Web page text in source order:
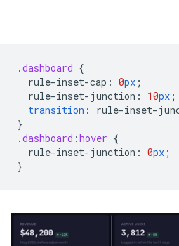
.dashboard {
rule-inset-cap : 0px ;
rule-inset-junction : 10px ;
transition : rule-inset-
}
.dashboard :hover {
rule-inset-junction : 0px ;
}